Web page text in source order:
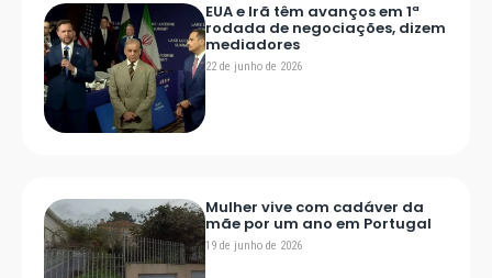
EUA e Irã têm avanços em 1ª
rodada de negociações, dizem
mediadores
22 de junho de 2026
Mulher vive com cadáver da
mãe por um ano em Portugal
19 de junho de 2026